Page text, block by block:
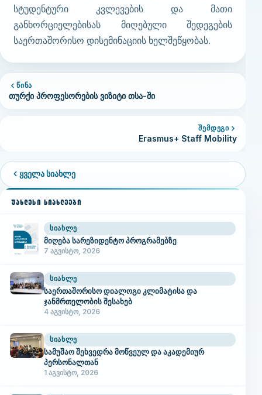
სტუდენტური კვლევების და მათი
განხორციელებისას მიღებული შედეგების
საერთაშორისო დისემინაციის ხელშეწყობას.
ᲬᲘᲜᲐ
თურქი პროფესორების ვიზიტი თსა-ში
ᲨᲔᲛᲓᲔᲒᲘ
Erasmus+ Staff Mobility
ყველა სიახლე
ᲣᲐᲮᲚᲔᲡᲘ ᲡᲘᲐᲮᲚᲔᲔᲑᲘ
ᲡᲘᲐᲮᲚᲔ
მიღება სარეზიდენტო პროგრამებზე
7 აგვისტო, 2026
ᲡᲘᲐᲮᲚᲔ
საერთაშორისო დიალოგი კლიმატისა და
ჯანმრთელობის შესახებ
4 აგვისტო, 2026
ᲡᲘᲐᲮᲚᲔ
სამუშაო შეხვედრა მოწვეულ და აკადემიურ
პერსონალთან
1 აგვისტო, 2026